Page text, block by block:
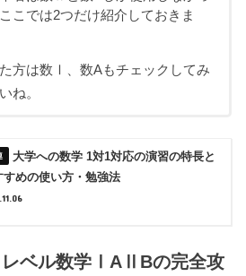
こでは2つだけ紹介しておきま
方は数Ⅰ、数Aもチェックしてみ
ね。
大学への数学 1対1対応の演習の特長と
すめの使い方・勉強法
レベル数学ⅠAⅡBの完全攻